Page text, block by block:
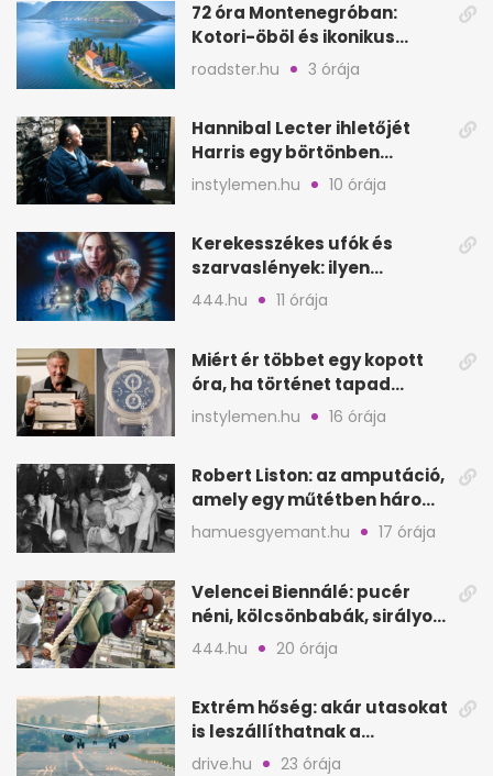
72 óra Montenegróban:
Kotori-öböl és ikonikus
tengerpart 3 nap alatt
roadster.hu 3 órája
Hannibal Lecter ihletőjét
Harris egy börtönben
ismerte meg
instylemen.hu 10 órája
Kerekesszékes ufók és
szarvaslények: ilyen
Spielberg új filmje
444.hu 11 órája
Miért ér többet egy kopott
óra, ha történet tapad
hozzá?
instylemen.hu 16 órája
Robert Liston: az amputáció,
amely egy műtétben három
életet követelt
hamuesgyemant.hu 17 órája
Velencei Biennálé: pucér
néni, kölcsönbabák, sirályok,
és kész a családi program
444.hu 20 órája
Extrém hőség: akár utasokat
is leszállíthatnak a
repülőgépről
drive.hu 23 órája